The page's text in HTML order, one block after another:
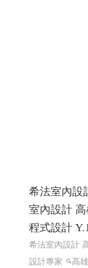
希法室內設
室內設計
程式設計
希法室內設計
設計專家
高